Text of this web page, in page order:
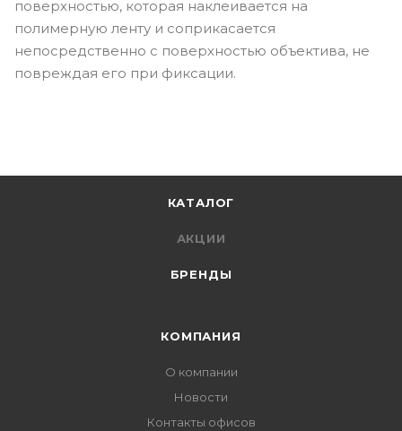
поверхностью, которая наклеивается на
полимерную ленту и соприкасается
непосредственно с поверхностью объектива, не
повреждая его при фиксации.
КАТАЛОГ
АКЦИИ
БРЕНДЫ
КОМПАНИЯ
О компании
Новости
Контакты офисов